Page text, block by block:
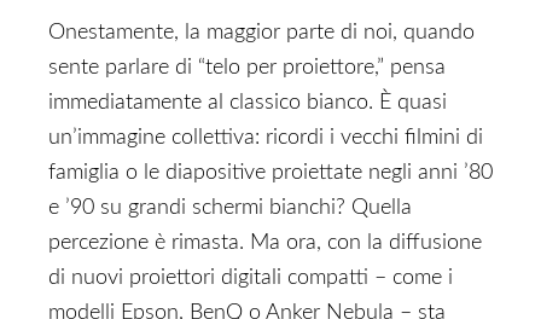
Onestamente, la maggior parte di noi, quando
sente parlare di “telo per proiettore,” pensa
immediatamente al classico bianco. È quasi
un’immagine collettiva: ricordi i vecchi filmini di
famiglia o le diapositive proiettate negli anni ’80
e ’90 su grandi schermi bianchi? Quella
percezione è rimasta. Ma ora, con la diffusione
di nuovi proiettori digitali compatti – come i
modelli Epson, BenQ o Anker Nebula – sta